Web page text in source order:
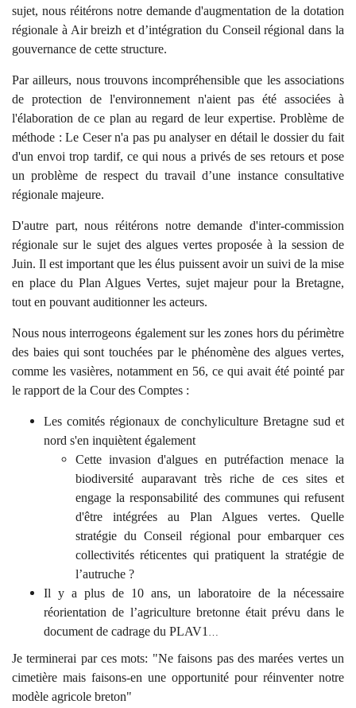
sujet, nous réitérons notre demande d'augmentation de la dotation
régionale à Air breizh et d’intégration du Conseil régional dans la
gouvernance de cette structure.
Par ailleurs, nous trouvons incompréhensible que les associations
de protection de l'environnement n'aient pas été associées à
l'élaboration de ce plan au regard de leur expertise. Problème de
méthode : Le Ceser n'a pas pu analyser en détail le dossier du fait
d'un envoi trop tardif, ce qui nous a privés de ses retours et pose
un problème de respect du travail d’une instance consultative
régionale majeure.
D'autre part, nous réitérons notre demande d'inter-commission
régionale sur le sujet des algues vertes proposée à la session de
Juin. Il est important que les élus puissent avoir un suivi de la mise
en place du Plan Algues Vertes, sujet majeur pour la Bretagne,
tout en pouvant auditionner les acteurs.
Nous nous interrogeons également sur les zones hors du périmètre
des baies qui sont touchées par le phénomène des algues vertes,
comme les vasières, notamment en 56, ce qui avait été pointé par
le rapport de la Cour des Comptes :
Les comités régionaux de conchyliculture Bretagne sud et
nord s'en inquiètent également
Cette invasion d'algues en putréfaction menace la
biodiversité auparavant très riche de ces sites et
engage la responsabilité des communes qui refusent
d'être intégrées au Plan Algues vertes. Quelle
stratégie du Conseil régional pour embarquer ces
collectivités réticentes qui pratiquent la stratégie de
l’autruche ?
Il y a plus de 10 ans, un laboratoire de la nécessaire
réorientation de l’agriculture bretonne était prévu dans le
document de cadrage du PLAV1 …
Je terminerai par ces mots: "Ne faisons pas des marées vertes un
cimetière mais faisons-en une opportunité pour réinventer notre
modèle agricole breton"